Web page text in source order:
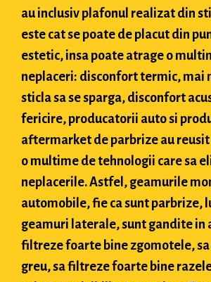
au inclusiv plafonul realizat din
este cat se poate de placut din
estetic, insa poate atrage o
neplaceri: disconfort termic, mai
sticla sa se sparga, disconfort
fericire, producatorii auto si
aftermarket de parbrize au reusit
o multime de tehnologii care sa
neplacerile. Astfel, geamurile
automobile, fie ca sunt parbrize,
geamuri laterale, sunt gandite in
filtreze foarte bine zgomotele, sa
greu, sa filtreze foarte bine